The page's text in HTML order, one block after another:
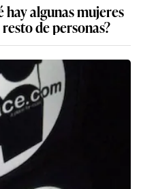
algunas mujeres
de personas?